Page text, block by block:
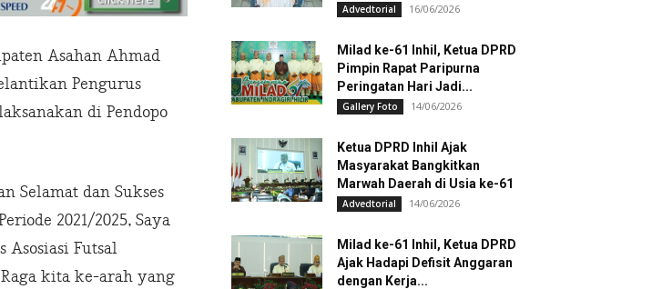
Asahan Ahmad
Pengurus
di Pendopo
Selamat dan Sukses
2021/2025, Saya
Asosiasi Futsal
kita ke-arah yang
Advedtorial 16/06/2026
Milad ke-61 Inhil, Ketua DPRD
Pimpin Rapat Paripurna
Peringatan Hari Jadi...
Gallery Foto 14/06/2026
Ketua DPRD Inhil Ajak
Masyarakat Bangkitkan
Marwah Daerah di Usia ke-61
Advedtorial 14/06/2026
Milad ke-61 Inhil, Ketua DPRD
Ajak Hadapi Defisit Anggaran
dengan Kerja...